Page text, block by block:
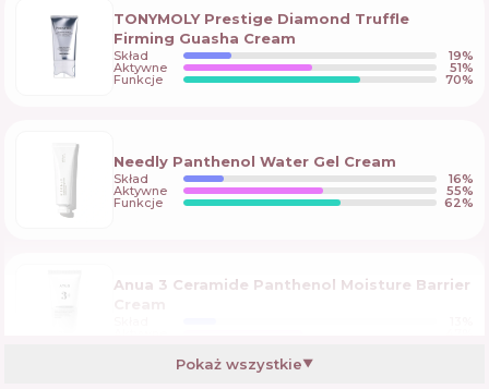
TONYMOLY Prestige Diamond Truffle
Firming Guasha Cream
Skład 19%
Aktywne 51%
Funkcje 70%
Needly Panthenol Water Gel Cream
Skład 16%
Aktywne 55%
Funkcje 62%
Anua 3 Ceramide Panthenol Moisture Barrier
Pokaż wszystkie▼